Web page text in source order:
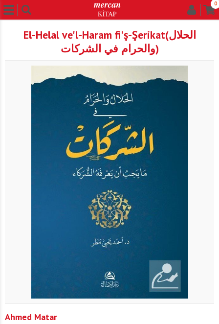
0
El-Helal ve'l-Haram fi'ş-Şerikat(الحلال
والحرام في الشركات)
Ahmed Matar